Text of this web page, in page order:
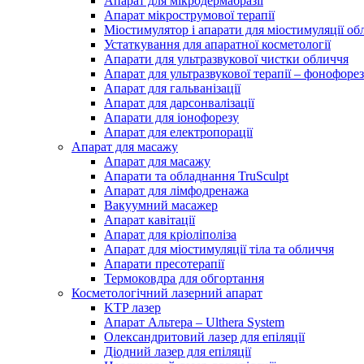
Апарат мікрострумової терапії
Міостимулятор і апарати для міостимуляції
Устаткування для апаратної косметології
Апарати для ультразвукової чистки обличчя
Апарат для ультразвукової терапії – фонофорез
Апарат для гальванізації
Апарат для дарсонвалізації
Апарати для іонофорезу
Апарат для електропорації
Апарат для масажу
Апарат для масажу
Апарати та обладнання TruSculpt
Апарат для лімфодренажа
Вакуумний масажер
Aпарат кавітації
Апарат для кріоліполіза
Апарат для міостимуляції тіла та обличчя
Aпарати пресотерапії
Термоковдра для обгортання
Косметологічний лазерний апарат
KTP лазер
Апарат Альтера – Ulthera System
Олександритовий лазер для епіляції
Діодний лазер для епіляції